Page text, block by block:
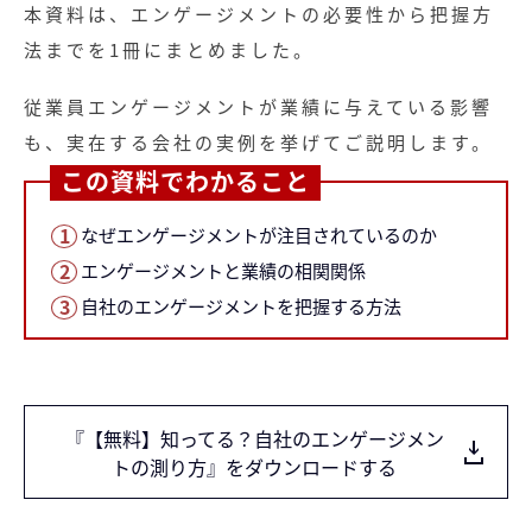
本資料は、エンゲージメントの必要性から把握方
法までを1冊にまとめました。
従業員エンゲージメントが業績に与えている影響
も、実在する会社の実例を挙げてご説明します。
この資料でわかること
なぜエンゲージメントが注目されているのか
エンゲージメントと業績の相関関係
自社のエンゲージメントを把握する方法
『【無料】知ってる？自社のエンゲージメン
トの測り方』をダウンロードする